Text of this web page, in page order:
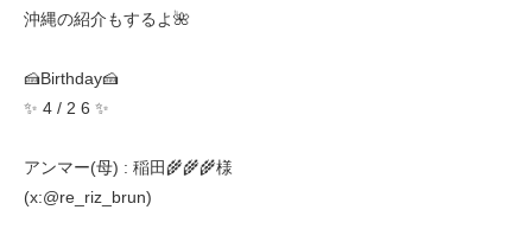
沖縄の紹介もするよ🌺
🍰Birthday🍰
✨ 4 / 2 6 ✨
アンマー(母) : 稲田🌾🌾🌾様
(x:@re_riz_brun)